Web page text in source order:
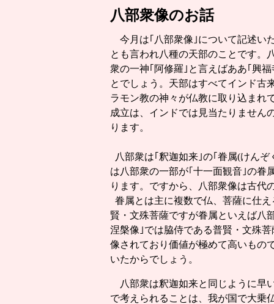
八部衆像のお話
今月は｢八部衆像｣について記述い
とも言われ八種の天部のことです。
衆の一神｢阿修羅｣と言えばああ｢興
とでしょう。天部はすべてインド古
ラモン教の神々が仏教に取り込まれ
成立は、インドでは見当たりません
ります。
八部衆は｢釈迦如来｣の｢眷属(けん
は八部衆の一部が｢十一面観音｣の眷
ります。ですから、八部衆像は古代
眷属とは主に複数で仏、菩薩に仕
賢・文殊菩薩ですが眷属といえば八
涅槃像｣では脇侍である普賢・文殊
像されており価値が極めて高いもの
いたからでしょう。
八部衆は釈迦如来と同じように早
で考えられることは、我が国で大乗